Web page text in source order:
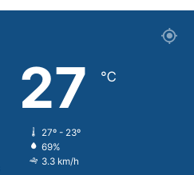
27 ℃
27º - 23º
69%
3.3 km/h